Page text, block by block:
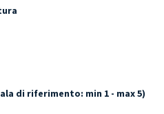
di riferimento: min 1 - max 5)